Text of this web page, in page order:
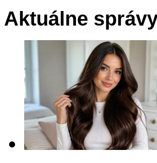
Aktuálne